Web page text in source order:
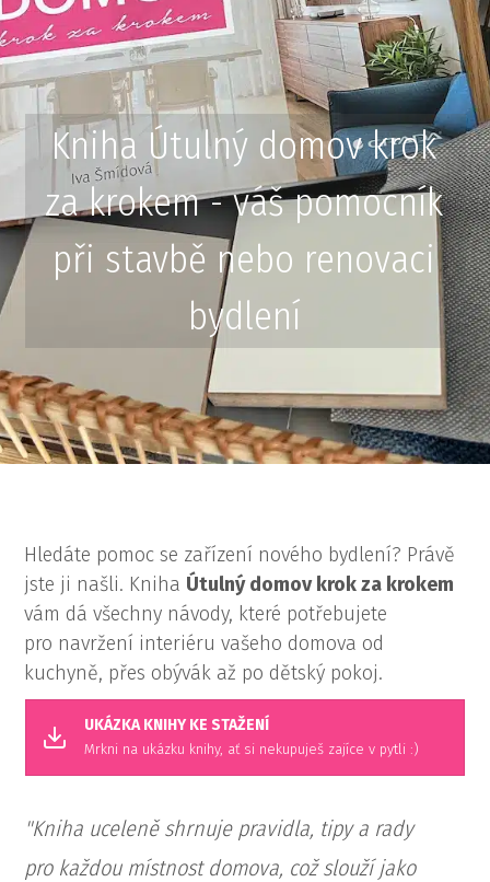
Kniha Útulný domov krok
za krokem - váš pomocník
při stavbě nebo renovaci
bydlení
Hledáte pomoc se zařízení nového bydlení? Právě
jste ji našli. Kniha Útulný domov krok za krokem
vám dá všechny návody, které potřebujete
pro navržení interiéru vašeho domova od
kuchyně, přes obývák až po dětský pokoj.
UKÁZKA KNIHY KE STAŽENÍ
Mrkni na ukázku knihy, ať si nekupuješ zajíce v pytli :)
"Kniha uceleně shrnuje pravidla, tipy a rady
pro každou místnost domova, což slouží jako